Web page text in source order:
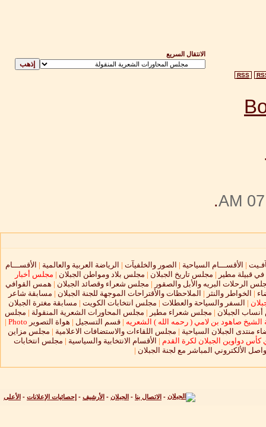
الانتقال السريع
RSS
.
| الأقســـام السياحية | الصور والخلفيآت | الرياضة العربية والعالمية | الأقســـام
في قبيلة مطير | مجلس تاريخ الجبلان | مجلس بلاد ومواطن الجبلان | مجلس أخبار
الرحلات البريه والأبل والصقور | مجلس شعراء وقصائد الجبلان | همس القوافي
| الخواطر والنثر | الملاحظات والأقتراحات الموجهة للجنة الجبلان | مسابقة شاعر
| السفر والسياحة والعطلات | مجلس انتخابات الكويت | مسابقة مغترة الجبلان
الجبلان | مجلس شعراء مطير | مجلس المحاورات الشعرية المنقولة | مجلس
الشيخ صاهود بن لامي ( رحمه الله ) الشعريه | قسم التسجيل | هواة التصوير Photo
|
منتدى الجبلان السياحية | مجلس اللقاءات والاستضافات الاعلامية | مجلس مزاين
كأس دواوين الجبلان لكرة القدم | الأقسام الانتخابية والسياسية | مجلس انتخابات
الألكتروني المباشر مع لجنة الجبلان |
- الاتصال بنا - الجبلان - الأرشيف - إحصائيات الإعلانات - الأعلى